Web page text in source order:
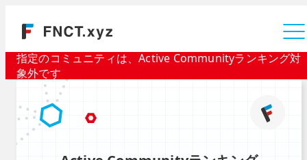
指定のコミュニティは、Active Communityランキング対
象外です